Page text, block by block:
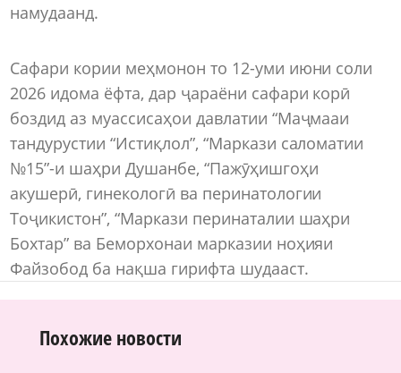
намудаанд.
Сафари кории меҳмонон то 12-уми июни соли
2026 идома ёфта, дар ҷараёни сафари корӣ
боздид аз муассисаҳои давлатии “Маҷмааи
тандурустии “Истиқлол”, “Маркази саломатии
№15”-и шаҳри Душанбе, “Пажӯҳишгоҳи
акушерӣ, гинекологӣ ва перинатологии
Тоҷикистон”, “Маркази перинаталии шаҳри
Бохтар” ва Беморхонаи марказии ноҳияи
Файзобод ба нақша гирифта шудааст.
Похожие новости